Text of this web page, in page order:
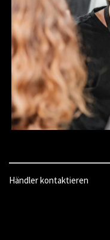
Händler kontaktieren